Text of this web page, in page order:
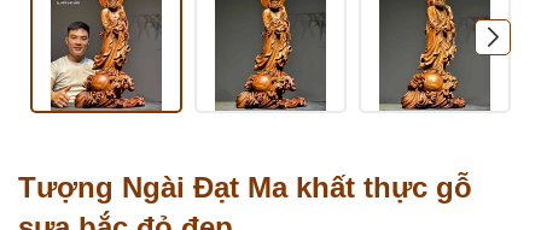
Tượng Ngài Đạt Ma khất thực gỗ